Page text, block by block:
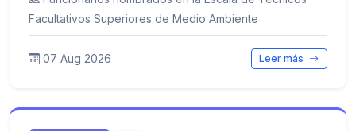
Facultativos Superiores de Medio Ambiente
07 Aug 2026 Leer más